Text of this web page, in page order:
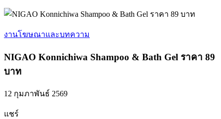
งานโฆษณาและบทความ
NIGAO Konnichiwa Shampoo & Bath Gel ราคา 89
บาท
12 กุมภาพันธ์ 2569
แชร์